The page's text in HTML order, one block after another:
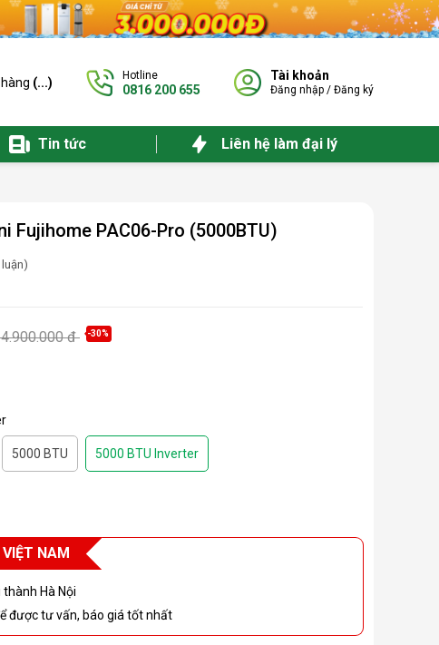
(...) Hotline
0816 200 655
Tài khoản
Đăng nhập / Đăng ký
Tin tức Liên hệ làm đại lý
Fujihome PAC06-Pro (5000BTU)
đ -30%
5000 BTU 5000 BTU Inverter
NAM
thành Hà Nội
được tư vấn, báo giá tốt nhất